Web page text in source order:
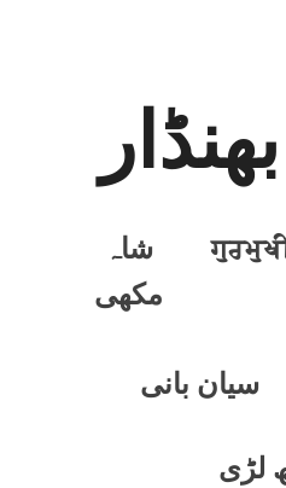
شاہ
مکھی
سيان بانی
لڑی